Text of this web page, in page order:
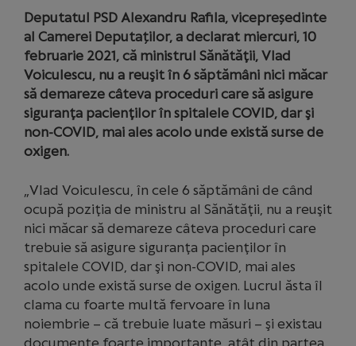
Deputatul PSD Alexandru Rafila, vicepreședinte
al Camerei Deputaților, a declarat miercuri, 10
februarie 2021, că ministrul Sănătăţii, Vlad
Voiculescu, nu a reuşit în 6 săptămâni nici măcar
să demareze câteva proceduri care să asigure
siguranţa pacienţilor în spitalele COVID, dar şi
non-COVID, mai ales acolo unde există surse de
oxigen.
„Vlad Voiculescu, în cele 6 săptămâni de când
ocupă poziţia de ministru al Sănătăţii, nu a reuşit
nici măcar să demareze câteva proceduri care
trebuie să asigure siguranţa pacienţilor în
spitalele COVID, dar şi non-COVID, mai ales
acolo unde există surse de oxigen. Lucrul ăsta îl
clama cu foarte multă fervoare în luna
noiembrie – că trebuie luate măsuri – şi existau
documente foarte importante, atât din partea